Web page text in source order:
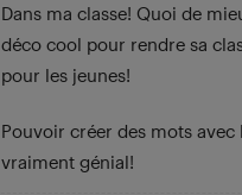
Dans ma classe! Quoi de
déco cool pour rendre sa
pour les jeunes!
Pouvoir créer des mots avec
vraiment génial!